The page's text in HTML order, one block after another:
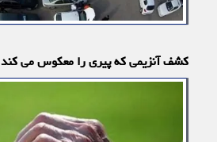
کشف آنزیمی که پیری را معکوس می کند